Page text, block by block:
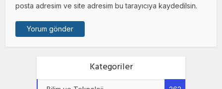
posta adresim ve site adresim bu tarayıcıya kaydedilsin.
Kategoriler